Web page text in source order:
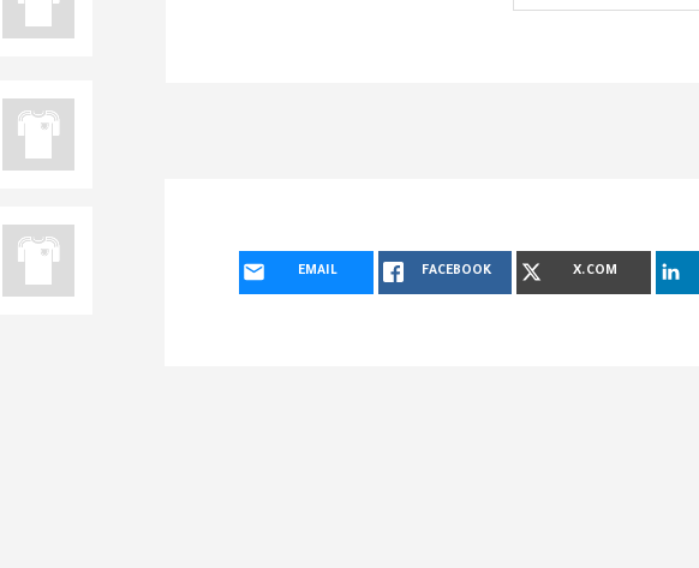
EMAIL FACEBOOK X.COM